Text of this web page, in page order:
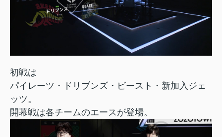
初戦は
パイレーツ・ドリブンズ・ビースト・新加入ジェ
ッツ。
開幕戦は各チームのエースが登場。